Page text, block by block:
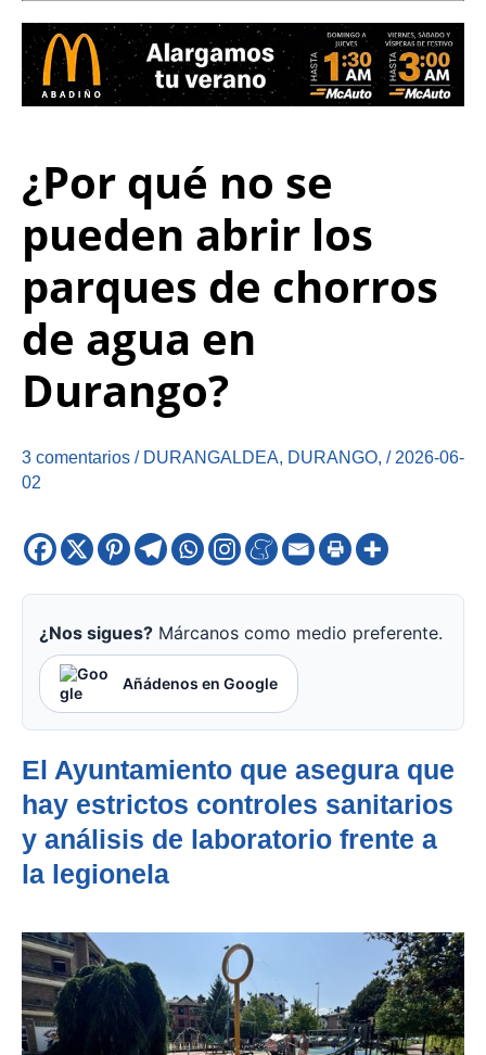
¿Por qué no se
pueden abrir los
parques de chorros
de agua en
Durango?
3 comentarios / DURANGALDEA, DURANGO, / 2026-06-
02
¿Nos sigues? Márcanos como medio preferente.
Añádenos en Google
El Ayuntamiento que asegura que
hay estrictos controles sanitarios
y análisis de laboratorio frente a
la legionela